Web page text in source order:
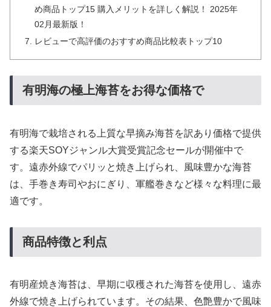
め商品トップ15 購入メリットを詳しく解説！ 2025年
02月最新版！
レビューで高評価のおすすめ商品比較表トップ10
有明海の極上海苔をお得な価格で
有明海で栽培される上質な早摘み海苔を訳あり価格で提供
する楽天SOYジャンル大賞受賞記念セールが開催中で
す。遠赤外線でパリッと焼き上げられ、風味豊かな海苔
は、手巻き寿司やおにぎり、軍艦巻きなど様々な料理に最
適です。
商品特徴と利点
有明産焼き海苔は、早期に収穫された海苔を使用し、遠赤
外線で焼き上げられています。その結果、色艶豊かで風味